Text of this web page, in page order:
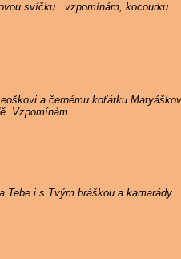
svíčku.. vzpomínám, kocourku..
a černému koťátku
Vzpomínám..
Tebe i s Tvým bráškou a kamarády